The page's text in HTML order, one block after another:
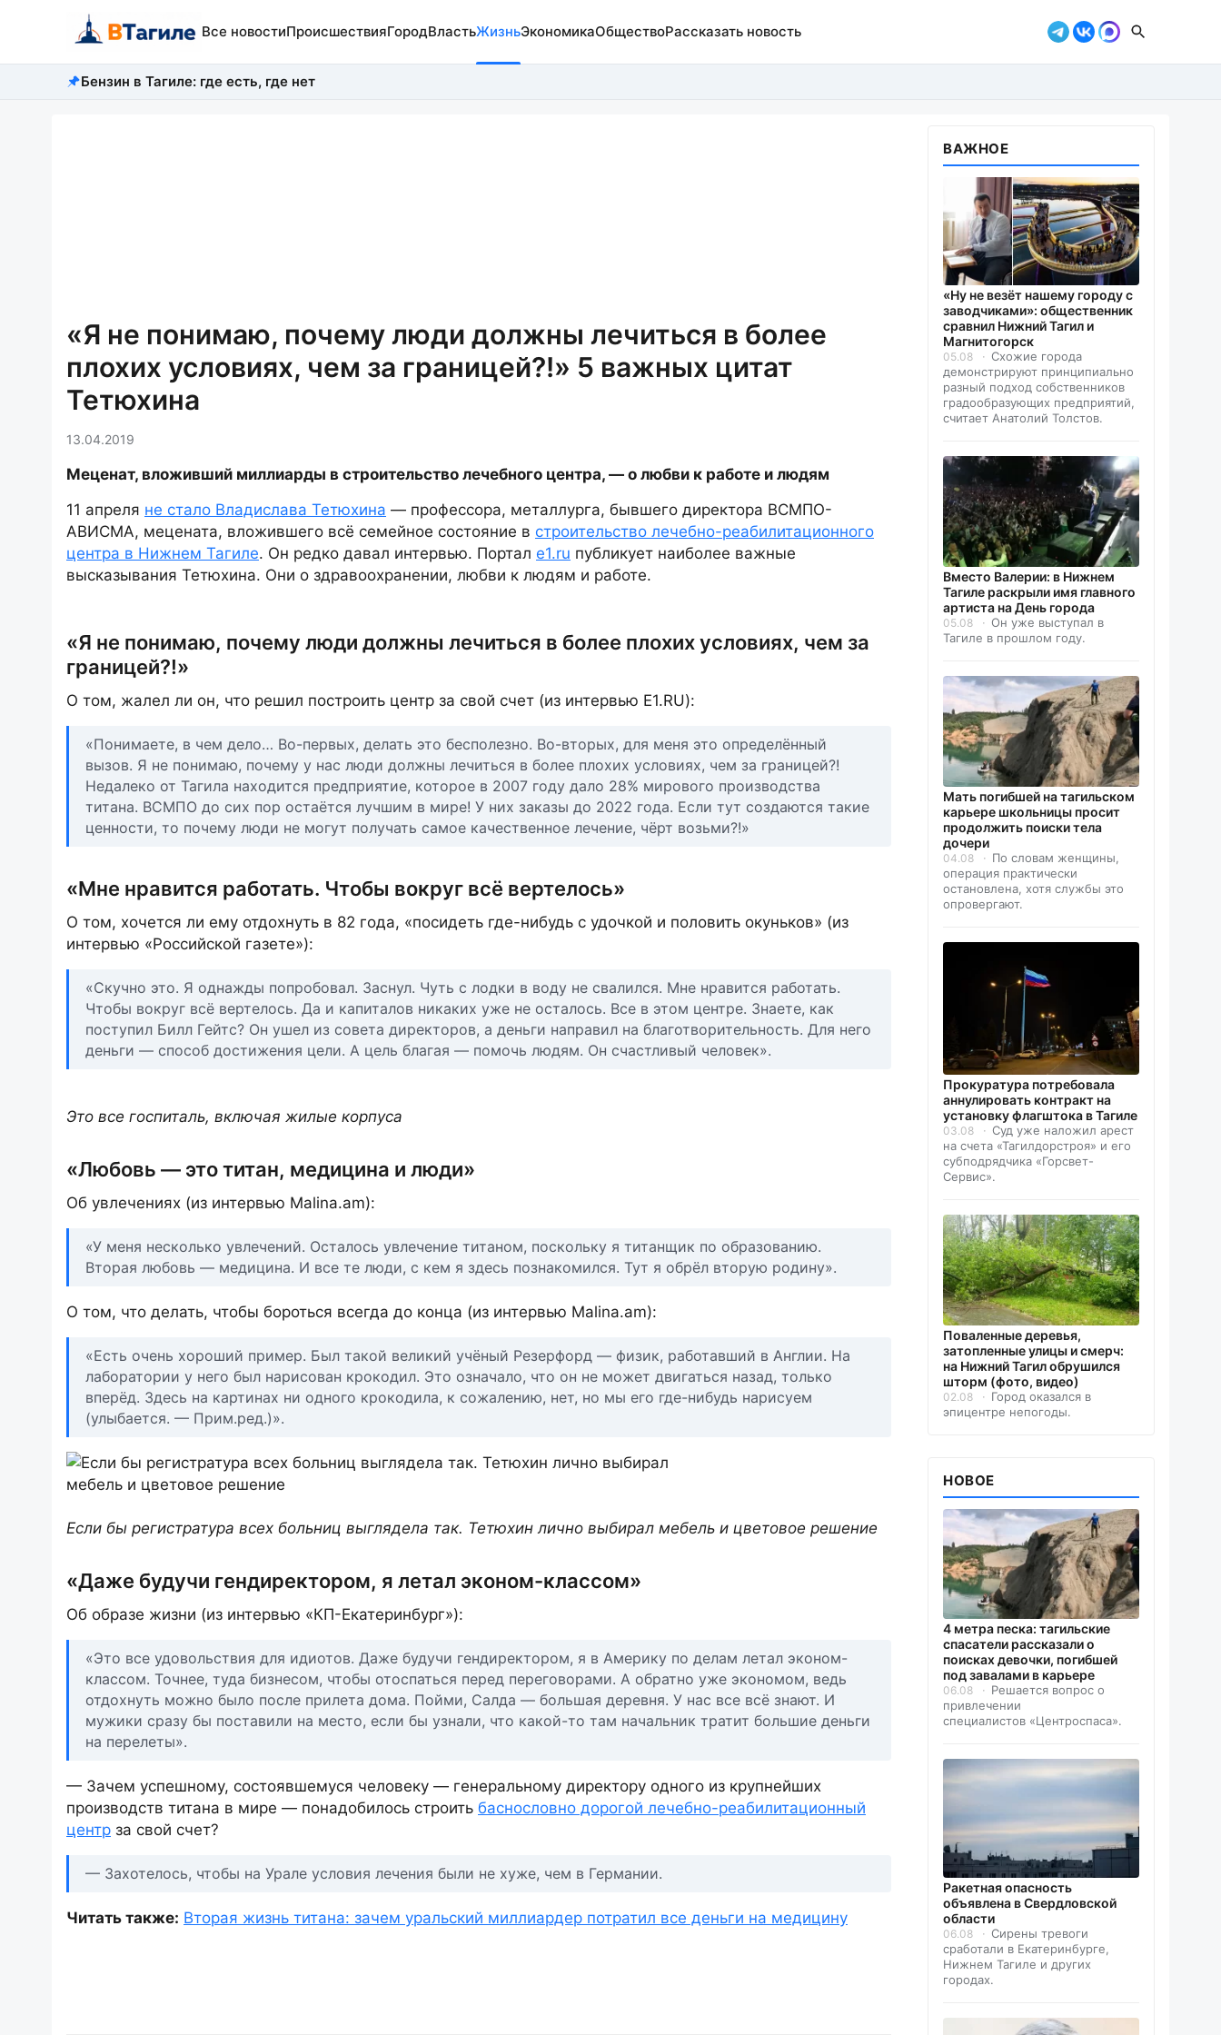
Все новостиПроисшествияГородВластьЖизньЭкономикаОбществоРассказать новость
Бензин в Тагиле: где есть, где нет
«Я не понимаю, почему люди должны лечиться в более
плохих условиях, чем за границей?!» 5 важных цитат
Тетюхина
13.04.2019
Меценат, вложивший миллиарды в строительство лечебного центра, — о любви к работе и людям
11 апреля не стало Владислава Тетюхина — профессора, металлурга, бывшего директора ВСМПО-
АВИСМА, мецената, вложившего всё семейное состояние в строительство лечебно-реабилитационного
центра в Нижнем Тагиле. Он редко давал интервью. Портал e1.ru публикует наиболее важные
высказывания Тетюхина. Они о здравоохранении, любви к людям и работе.
«Я не понимаю, почему люди должны лечиться в более плохих условиях, чем за
границей?!»
О том, жалел ли он, что решил построить центр за свой счет (из интервью E1.RU):
«Понимаете, в чем дело… Во-первых, делать это бесполезно. Во-вторых, для меня это определённый
вызов. Я не понимаю, почему у нас люди должны лечиться в более плохих условиях, чем за границей?!
Недалеко от Тагила находится предприятие, которое в 2007 году дало 28% мирового производства
титана. ВСМПО до сих пор остаётся лучшим в мире! У них заказы до 2022 года. Если тут создаются такие
ценности, то почему люди не могут получать самое качественное лечение, чёрт возьми?!»
«Мне нравится работать. Чтобы вокруг всё вертелось»
О том, хочется ли ему отдохнуть в 82 года, «посидеть где-нибудь с удочкой и половить окуньков» (из
интервью «Российской газете»):
«Скучно это. Я однажды попробовал. Заснул. Чуть с лодки в воду не свалился. Мне нравится работать.
Чтобы вокруг всё вертелось. Да и капиталов никаких уже не осталось. Все в этом центре. Знаете, как
поступил Билл Гейтс? Он ушел из совета директоров, а деньги направил на благотворительность. Для него
деньги — способ достижения цели. А цель благая — помочь людям. Он счастливый человек».
Это все госпиталь, включая жилые корпуса
«Любовь — это титан, медицина и люди»
Об увлечениях (из интервью Malina.am):
«У меня несколько увлечений. Осталось увлечение титаном, поскольку я титанщик по образованию.
Вторая любовь — медицина. И все те люди, с кем я здесь познакомился. Тут я обрёл вторую родину».
О том, что делать, чтобы бороться всегда до конца (из интервью Malina.am):
«Есть очень хороший пример. Был такой великий учёный Резерфорд — физик, работавший в Англии. На
лаборатории у него был нарисован крокодил. Это означало, что он не может двигаться назад, только
вперёд. Здесь на картинах ни одного крокодила, к сожалению, нет, но мы его где-нибудь нарисуем
(улыбается. — Прим.ред.)».
Если бы регистратура всех больниц выглядела так. Тетюхин лично выбирал мебель и цветовое решение
«Даже будучи гендиректором, я летал эконом-классом»
Об образе жизни (из интервью «КП-Екатеринбург»):
«Это все удовольствия для идиотов. Даже будучи гендиректором, я в Америку по делам летал эконом-
классом. Точнее, туда бизнесом, чтобы отоспаться перед переговорами. А обратно уже экономом, ведь
отдохнуть можно было после прилета дома. Пойми, Салда — большая деревня. У нас все всё знают. И
мужики сразу бы поставили на место, если бы узнали, что какой-то там начальник тратит большие деньги
на перелеты».
— Зачем успешному, состоявшемуся человеку — генеральному директору одного из крупнейших
производств титана в мире — понадобилось строить баснословно дорогой лечебно-реабилитационный
центр за свой счет?
— Захотелось, чтобы на Урале условия лечения были не хуже, чем в Германии.
Читать также: Вторая жизнь титана: зачем уральский миллиардер потратил все деньги на медицину
ВАЖНОЕ
«Ну не везёт нашему городу с
заводчиками»: общественник
сравнил Нижний Тагил и
Магнитогорск
05.08
Схожие города
демонстрируют принципиально
разный подход собственников
градообразующих предприятий,
считает Анатолий Толстов.
Вместо Валерии: в Нижнем
Тагиле раскрыли имя главного
артиста на День города
05.08
Он уже выступал в
Тагиле в прошлом году.
Мать погибшей на тагильском
карьере школьницы просит
продолжить поиски тела
дочери
04.08
По словам женщины,
операция практически
остановлена, хотя службы это
опровергают.
Прокуратура потребовала
аннулировать контракт на
установку флагштока в Тагиле
03.08
Суд уже наложил арест
на счета «Тагилдорстроя» и его
субподрядчика «Горсвет-
Сервис».
Поваленные деревья,
затопленные улицы и смерч:
на Нижний Тагил обрушился
шторм (фото, видео)
02.08
Город оказался в
эпицентре непогоды.
НОВОЕ
4 метра песка: тагильские
спасатели рассказали о
поисках девочки, погибшей
под завалами в карьере
06.08
Решается вопрос о
привлечении
специалистов «Центроспаса».
️Ракетная опасность
объявлена в Свердловской
области
06.08
Сирены тревоги
сработали в Екатеринбурге,
Нижнем Тагиле и других
городах.